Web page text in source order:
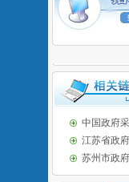
中国政府
江苏省政
苏州市政